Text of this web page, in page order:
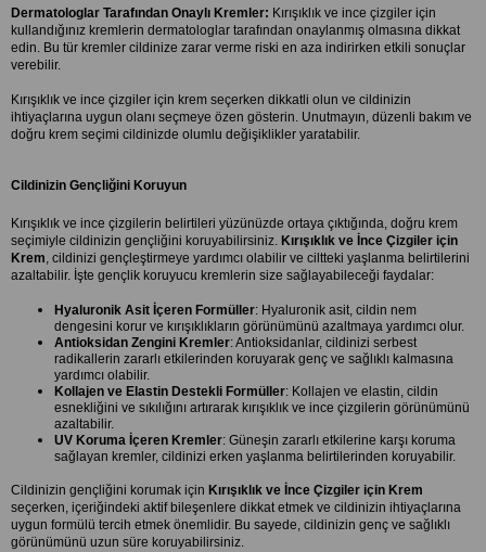
Dermatologlar Tarafından Onaylı Kremler: Kırışıklık ve ince çizgiler için
kullandığınız kremlerin dermatologlar tarafından onaylanmış olmasına dikkat
edin. Bu tür kremler cildinize zarar verme riski en aza indirirken etkili sonuçlar
verebilir.
Kırışıklık ve ince çizgiler için krem seçerken dikkatli olun ve cildinizin
ihtiyaçlarına uygun olanı seçmeye özen gösterin. Unutmayın, düzenli bakım ve
doğru krem seçimi cildinizde olumlu değişiklikler yaratabilir.
Cildinizin Gençliğini Koruyun
Kırışıklık ve ince çizgilerin belirtileri yüzünüzde ortaya çıktığında, doğru krem
seçimiyle cildinizin gençliğini koruyabilirsiniz. Kırışıklık ve İnce Çizgiler için
Krem, cildinizi gençleştirmeye yardımcı olabilir ve ciltteki yaşlanma belirtilerini
azaltabilir. İşte gençlik koruyucu kremlerin size sağlayabileceği faydalar:
Hyaluronik Asit İçeren Formüller: Hyaluronik asit, cildin nem
dengesini korur ve kırışıklıkların görünümünü azaltmaya yardımcı olur.
Antioksidan Zengini Kremler: Antioksidanlar, cildinizi serbest
radikallerin zararlı etkilerinden koruyarak genç ve sağlıklı kalmasına
yardımcı olabilir.
Kollajen ve Elastin Destekli Formüller: Kollajen ve elastin, cildin
esnekliğini ve sıkılığını artırarak kırışıklık ve ince çizgilerin görünümünü
azaltabilir.
UV Koruma İçeren Kremler: Güneşin zararlı etkilerine karşı koruma
sağlayan kremler, cildinizi erken yaşlanma belirtilerinden koruyabilir.
Cildinizin gençliğini korumak için Kırışıklık ve İnce Çizgiler için Krem
seçerken, içeriğindeki aktif bileşenlere dikkat etmek ve cildinizin ihtiyaçlarına
uygun formülü tercih etmek önemlidir. Bu sayede, cildinizin genç ve sağlıklı
görünümünü uzun süre koruyabilirsiniz.